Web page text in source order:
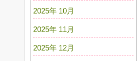
2025年 10月
2025年 11月
2025年 12月